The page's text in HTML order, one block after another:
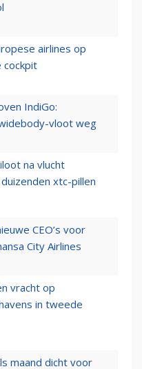
airlines op
cockpit
IndiGo:
vloot weg
na vlucht
xtc-pillen
CEO’s voor
City Airlines
vracht op
in tweede
maand dicht voor